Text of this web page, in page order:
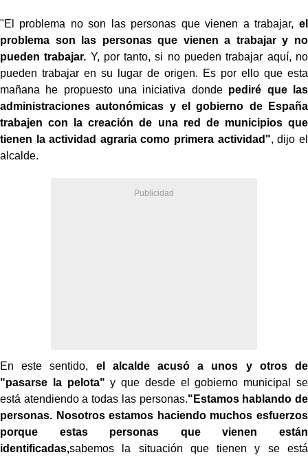
"El problema no son las personas que vienen a trabajar, el
problema son las personas que vienen a trabajar y no
pueden trabajar. Y, por tanto, si no pueden trabajar aquí, no
pueden trabajar en su lugar de origen. Es por ello que esta
mañana he propuesto una iniciativa donde pediré que las
administraciones autonómicas y el gobierno de España
trabajen con la creación de una red de municipios que
tienen la actividad agraria como primera actividad", dijo el
alcalde.
En este sentido, el alcalde acusó a unos y otros de
"pasarse la pelota" y que desde el gobierno municipal se
está atendiendo a todas las personas."Estamos hablando de
personas. Nosotros estamos haciendo muchos esfuerzos
porque estas personas que vienen están
identificadas,sabemos la situación que tienen y se está